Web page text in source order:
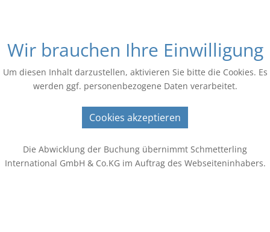
Wir brauchen Ihre Einwilligung
Um diesen Inhalt darzustellen, aktivieren Sie bitte die Cookies. Es
werden ggf. personenbezogene Daten verarbeitet.
Cookies akzeptieren
Die Abwicklung der Buchung übernimmt Schmetterling
International GmbH & Co.KG im Auftrag des Webseiteninhabers.